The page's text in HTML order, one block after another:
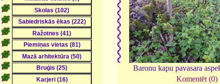
Baronu kapu pavasara
Komentēt (0)